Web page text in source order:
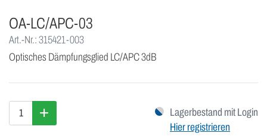
OA-LC/APC-03
Art.-Nr.: 315421-003
Optisches Dämpfungsglied LC/APC 3dB
Lagerbestand mit Login
Hier registrieren